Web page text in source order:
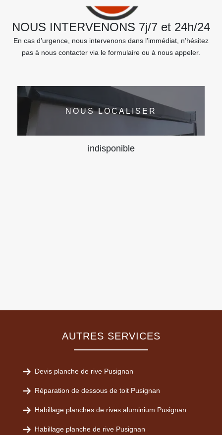
NOUS INTERVENONS 7j/7 et 24h/24
En cas d’urgence, nous intervenons dans l’immédiat, n’hésitez
pas à nous contacter via le formulaire ou à nous appeler.
NOUS LOCALISER
indisponible
AUTRES SERVICES
Devis planche de rive Pusignan
Réparation de dessous de toit Pusignan
Habillage planches de rives aluminium Pusignan
Habillage planche de rive Pusignan